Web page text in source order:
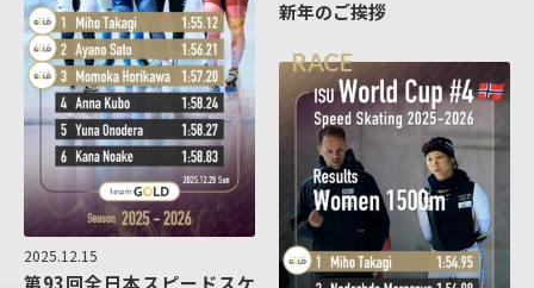
新年のご挨拶
2025.12.15
第93回全日本スピードスケ
RACE